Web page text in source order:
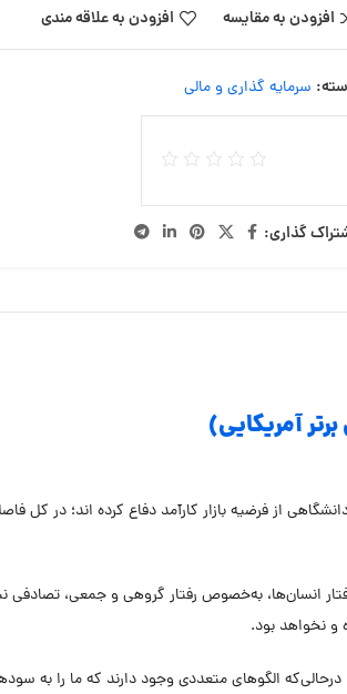
افزودن به مقایسه افزودن به علاقه مندی
سرمایه گذاری و مالی
گذاری:
آمریکایی)
از فرضیه بازار کارآمد دفاع کرده اند؛ در کل
انسان‌ها، به‌خصوص رفتار گروهی و جمعی،
و نخواهد بود.